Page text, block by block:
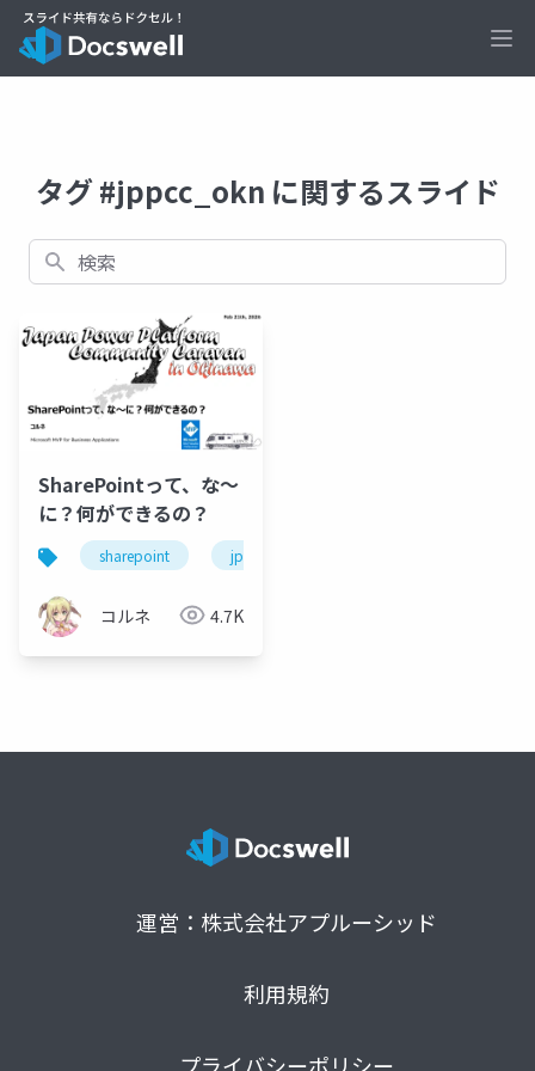
タグ #jppcc_okn に関するスライド
検索
SharePointって、な～
に？何ができるの？
sharepoint jppcc
コルネ 4.7K
運営：株式会社アプルーシッド
利用規約
プライバシーポリシー